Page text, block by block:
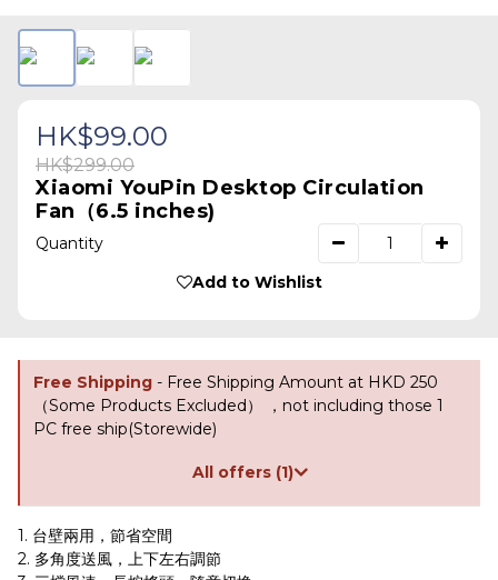
HK$99.00
HK$299.00
Xiaomi YouPin Desktop Circulation
Fan（6.5 inches)
Quantity
Add to Wishlist
Free Shipping - Free Shipping Amount at HKD 250
（Some Products Excluded） ，not including those 1
PC free ship(Storewide)
All offers (1)
1. 台壁兩用，節省空間
2. 多角度送風，上下左右調節